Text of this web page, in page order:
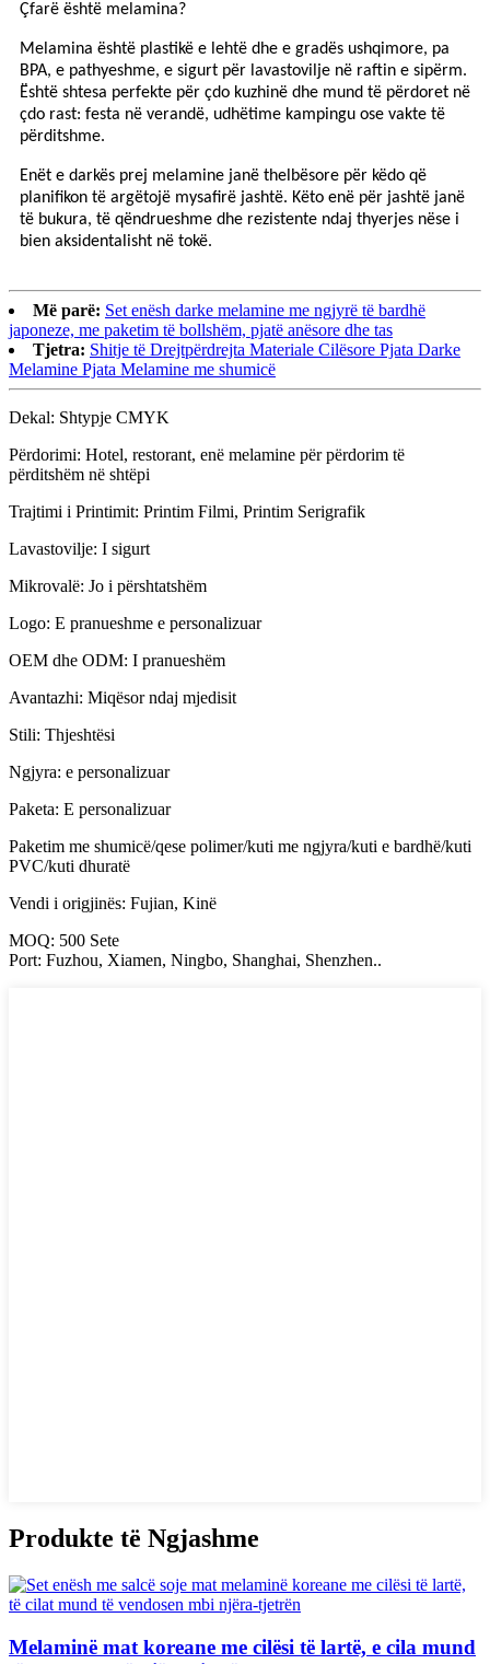
Çfarë është melamina?
Melamina është plastikë e lehtë dhe e gradës ushqimore, pa
BPA, e pathyeshme, e sigurt për lavastovilje në raftin e sipërm.
Është shtesa perfekte për çdo kuzhinë dhe mund të përdoret në
çdo rast: festa në verandë, udhëtime kampingu ose vakte të
përditshme.
Enët e darkës prej melamine janë thelbësore për këdo që
planifikon të argëtojë mysafirë jashtë. Këto enë për jashtë janë
të bukura, të qëndrueshme dhe rezistente ndaj thyerjes nëse i
bien aksidentalisht në tokë.
Më parë: Set enësh darke melamine me ngjyrë të bardhë
japoneze, me paketim të bollshëm, pjatë anësore dhe tas
Tjetra: Shitje të Drejtpërdrejta Materiale Cilësore Pjata Darke
Melamine Pjata Melamine me shumicë
Dekal: Shtypje CMYK
Përdorimi: Hotel, restorant, enë melamine për përdorim të
përditshëm në shtëpi
Trajtimi i Printimit: Printim Filmi, Printim Serigrafik
Lavastovilje: I sigurt
Mikrovalë: Jo i përshtatshëm
Logo: E pranueshme e personalizuar
OEM dhe ODM: I pranueshëm
Avantazhi: Miqësor ndaj mjedisit
Stili: Thjeshtësi
Ngjyra: e personalizuar
Paketa: E personalizuar
Paketim me shumicë/qese polimer/kuti me ngjyra/kuti e bardhë/kuti
PVC/kuti dhuratë
Vendi i origjinës: Fujian, Kinë
MOQ: 500 Sete
Port: Fuzhou, Xiamen, Ningbo, Shanghai, Shenzhen..
Produkte të Ngjashme
Melaminë mat koreane me cilësi të lartë, e cila mund